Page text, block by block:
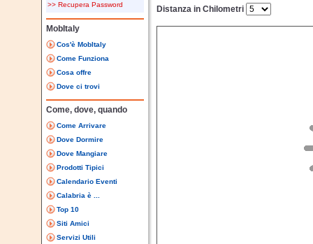
>> Recupera Password
MobItaly
Cos'è MobItaly
Come Funziona
Cosa offre
Dove ci trovi
Come, dove, quando
Come Arrivare
Dove Dormire
Dove Mangiare
Prodotti Tipici
Calendario Eventi
Calabria è ...
Top 10
Siti Amici
Servizi Utili
Distanza in Chilometri